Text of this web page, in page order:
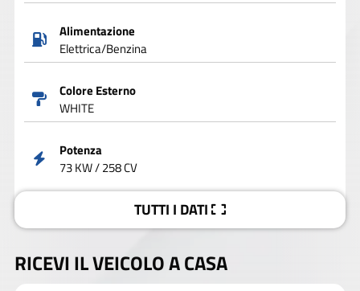
Alimentazione
Elettrica/Benzina
Colore Esterno
WHITE
Potenza
73 KW / 258 CV
TUTTI I DATI
RICEVI IL VEICOLO A CASA